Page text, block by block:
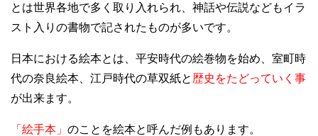
とは世界各地で多く取り入れられ、神話や伝説などもイラ
スト入りの書物で記されたものが多いです。
日本における絵本とは、平安時代の絵巻物を始め、室町時
代の奈良絵本、江戸時代の草双紙と 歴史をたどっていく事
が出来ます。
「絵手本」 のことを絵本と呼んだ例もあります。